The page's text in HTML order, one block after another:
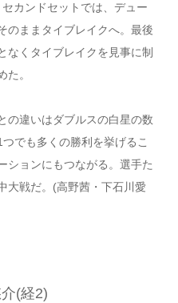
カンドセットでは、デュー
のままタイブレイクへ。最後
なくタイブレイクを見事に制
た。
の違いはダブルスの白星の数
でも多くの勝利を挙げるこ
ションにもつながる。選手た
大戦だ。(高野茜・下石川愛
(経2)